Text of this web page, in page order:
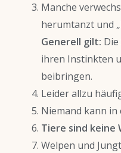
Manche
herumtanzt und
Generell gilt:
ihren Instinkten
beibringen.
Leider allzu
Niemand kann
Tiere sind keine
Welpen und